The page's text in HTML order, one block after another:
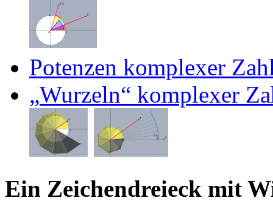
Potenzen komplexer
Wurzeln
komplexer
Ein Zeichendreieck mit